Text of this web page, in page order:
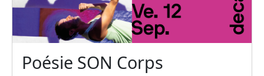
Poésie SON Corps